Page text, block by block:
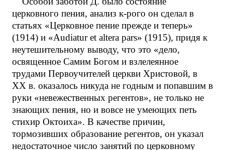
церковного пения, анализ к-рого он сделал в
статьях «Церковное пение прежде и теперь»
(1914) и «Audiatur et altera pars» (1915), придя к
неутешительному выводу, что это «дело,
освященное Самим Богом и взлелеянное
трудами Первоучителей церкви Христовой, в
XX в. оказалось никуда не годным и попавшим в
руки «невежественных регентов», не только не
знающих пения, но и вовсе не умеющих петь
стихир Октоиха». В качестве причин,
тормозивших образование регентов, он указал
недостаточное число занятий по церковному